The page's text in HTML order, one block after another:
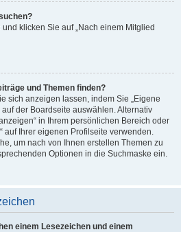
klicken Sie auf „Nach einem Mitglied
und Themen finden?
sich anzeigen lassen, indem Sie „Eigene
der Boardseite auswählen. Alternativ
in Ihrem persönlichen Bereich oder
auf Ihrer eigenen Profilseite verwenden.
um nach von Ihnen erstellen Themen zu
Optionen in die Suchmaske ein.
einem Lesezeichen und einem